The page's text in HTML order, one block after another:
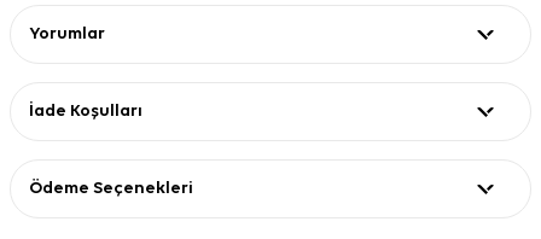
Yorumlar
İade Koşulları
Ödeme Seçenekleri